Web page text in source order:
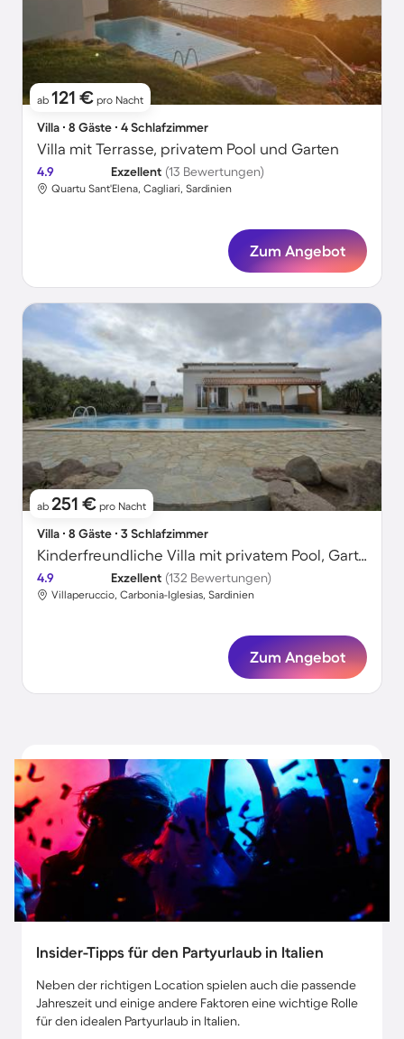
ab 121 € pro Nacht
Villa ∙ 8 Gäste ∙ 4 Schlafzimmer
Villa mit Terrasse, privatem Pool und Garten
4.9 Exzellent (13 Bewertungen)
Quartu Sant'Elena, Cagliari, Sardinien
Zum Angebot
ab 251 € pro Nacht
Villa ∙ 8 Gäste ∙ 3 Schlafzimmer
Kinderfreundliche Villa mit privatem Pool, Garten und Terrasse | Naturblick
4.9 Exzellent (132 Bewertungen)
Villaperuccio, Carbonia-Iglesias, Sardinien
Zum Angebot
Insider-Tipps für den Partyurlaub in Italien
Neben der richtigen Location spielen auch die passende
Jahreszeit und einige andere Faktoren eine wichtige Rolle
für den idealen Partyurlaub in Italien.